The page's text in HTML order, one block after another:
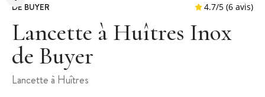
DE BUYER
Lancette à Huîtres Inox
de Buyer
Lancette à Huîtres